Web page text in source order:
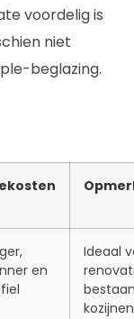
voordelig is
niet
beglazing.
en
Ideaal
kozijnen